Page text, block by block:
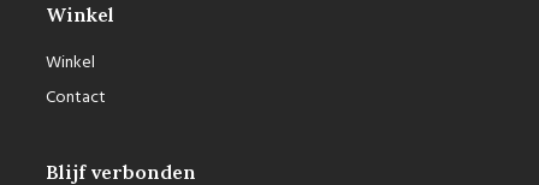
Winkel
Winkel
Contact
Blijf verbonden